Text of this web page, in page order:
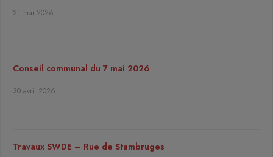
21 mai 2026
Conseil communal du 7 mai 2026
30 avril 2026
Travaux SWDE – Rue de Stambruges